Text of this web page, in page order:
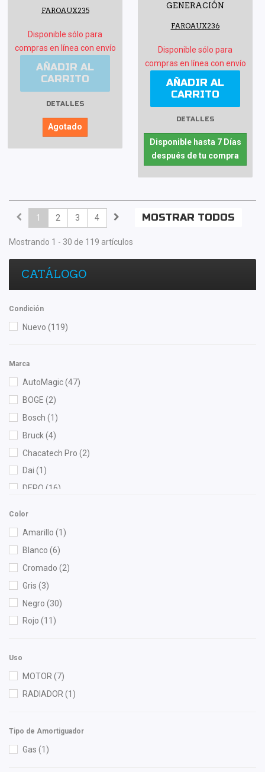
FAROAUX235
Disponible sólo para
compras en línea con envío
AÑADIR AL
CARRITO
DETALLES
Agotado
GENERACIÓN
FAROAUX236
Disponible sólo para
compras en línea con envío
AÑADIR AL
CARRITO
DETALLES
Disponible hasta 7 Días
después de tu compra
MOSTRAR TODOS
1 2 3 4
Mostrando 1 - 30 de 119 artículos
CATÁLOGO
Condición
Nuevo (119)
Marca
AutoMagic(47)
BOGE (2)
Bosch (1)
Bruck(4)
Chacatech Pro (2)
Dai (1)
DEPO (16)
Safety (1)
Shift It(9)
Totalparts(2)
TRW(1)
Color
Amarillo (1)
Blanco (6)
Cromado (2)
Gris (3)
Negro (30)
Rojo (11)
Uso
MOTOR (7)
RADIADOR (1)
Tipo de Amortiguador
Gas (1)